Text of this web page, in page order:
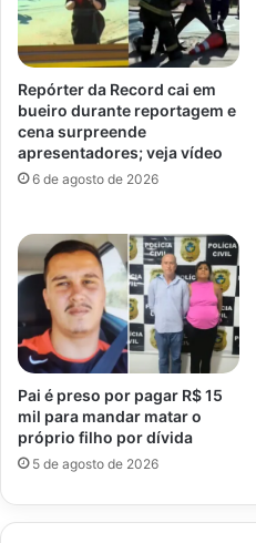
Repórter da Record cai em
bueiro durante reportagem e
cena surpreende
apresentadores; veja vídeo
6 de agosto de 2026
Pai é preso por pagar R$ 15
mil para mandar matar o
próprio filho por dívida
5 de agosto de 2026